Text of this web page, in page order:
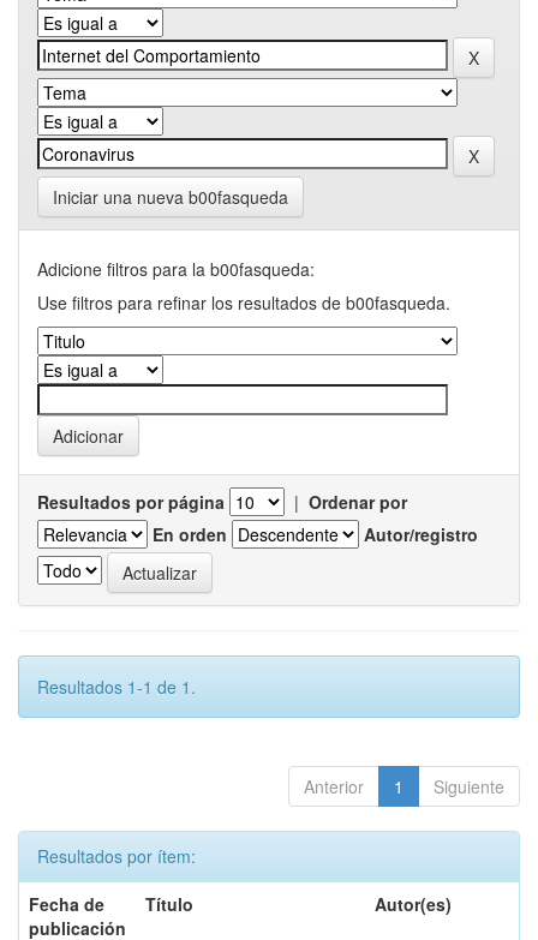
Iniciar una nueva b00fasqueda
Adicione filtros para la b00fasqueda:
Use filtros para refinar los resultados de b00fasqueda.
Resultados por página | Ordenar por
En orden
Autor/registro
Resultados 1-1 de 1.
Anterior 1 Siguiente
Resultados por ítem:
Fecha de
publicación
Título Autor(es)